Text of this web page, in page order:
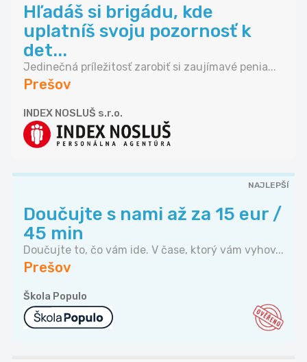
Hľadáš si brigádu, kde
uplatníš svoju pozornosť k
det...
Jedinečná príležitosť zarobiť si zaujímavé penia...
Prešov
INDEX NOSLUŠ s.r.o.
NAJLEPŠÍ
Doučujte s nami až za 15 eur /
45 min
Doučujte to, čo vám ide. V čase, ktorý vám vyhov...
Prešov
Škola Populo